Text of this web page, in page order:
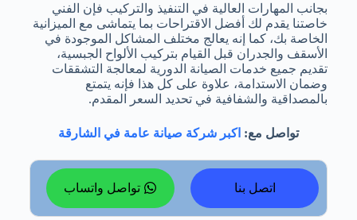
بجانب المهارات العالية في التنفيذ والتركيب فإن الفني
خاصتنا يقدم لك أفضل الاقتراحات بما يتماشى مع الميزانية
الخاصة بك، كما إنه يعالج مختلف المشاكل الموجودة في
الأسقف والجدران قبل القيام بتركيب الألواح الجبسية،
تقديم جميع خدمات الصيانة الدورية لمعالجة التشققات
وضمان الاستدامة، علاوة على كل هذا فإنه يتمتع
بالمصداقية والشفافية في تحديد السعر المقدم.
تواصل مع: اكبر شركة صيانة عامة في الشارقة
اتصل بنا تواصل واتساب